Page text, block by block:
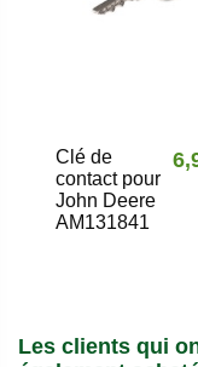
Clé de
contact pour
John Deere
AM131841
Les clients qui